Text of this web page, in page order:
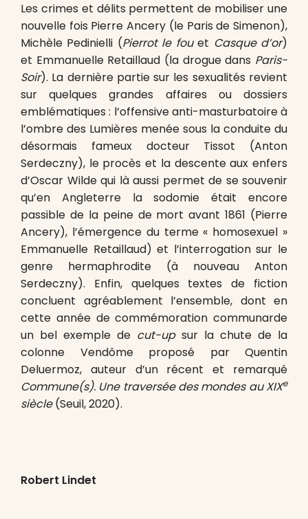
Les crimes et délits permettent de mobiliser une
nouvelle fois Pierre Ancery (le Paris de Simenon),
Michèle Pedinielli (Pierrot le fouet Casque d’or)
et Emmanuelle Retaillaud (la drogue dans Paris-
Soir). La dernière partie sur les sexualités revient
sur quelques grandes affaires ou dossiers
emblématiques : l’offensive anti-masturbatoire à
l’ombre des Lumières menée sous la conduite du
désormais fameux docteur Tissot (Anton
Serdeczny), le procès et la descente aux enfers
d’Oscar Wilde qui là aussi permet de se souvenir
qu’en Angleterre la sodomie était encore
passible de la peine de mort avant 1861 (Pierre
Ancery), l’émergence du terme « homosexuel »
Emmanuelle Retaillaud) et l’interrogation sur le
genre hermaphrodite (à nouveau Anton
Serdeczny). Enfin, quelques textes de fiction
concluent agréablement l’ensemble, dont en
cette année de commémoration communarde
un bel exemple de cut-upsur la chute de la
colonne Vendôme proposé par Quentin
Deluermoz, auteur d’un récent et remarqué
Commune(s). Une traversée des mondes au XIXe
siècle(Seuil, 2020).
Robert Lindet